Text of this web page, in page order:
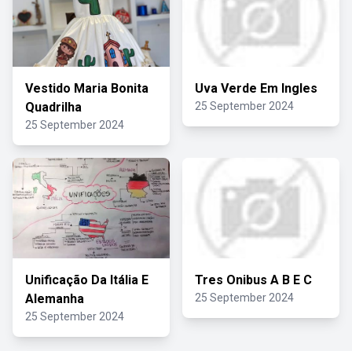
Vestido Maria Bonita
Quadrilha
25 September 2024
Uva Verde Em Ingles
25 September 2024
Unificação Da Itália E
Alemanha
25 September 2024
Tres Onibus A B E C
25 September 2024